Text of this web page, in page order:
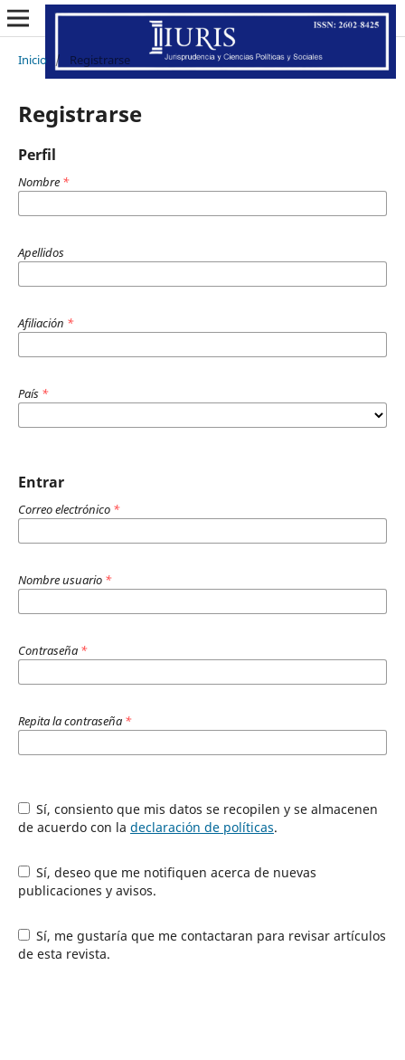
Inicio / Registrarse
Registrarse
Perfil
Nombre *
Apellidos
Afiliación *
País *
Entrar
Correo electrónico *
Nombre usuario *
Contraseña *
Repita la contraseña *
Sí, consiento que mis datos se recopilen y se almacenen
de acuerdo con la declaración de políticas.
Sí, deseo que me notifiquen acerca de nuevas
publicaciones y avisos.
Sí, me gustaría que me contactaran para revisar artículos
de esta revista.